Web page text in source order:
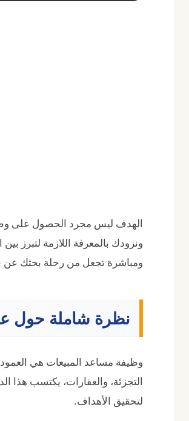
الهدف ليس مجرد الحصول على
ونزودك بالمعرفة اللازمة لتبرز
ومباشرة تجعل من رحلة بحثك عن
نظرة شاملة حول
وظيفة مساعد المبيعات هي
التجزئة، والعقارات، يكتسب هذا
لتحقيق الأهداف.